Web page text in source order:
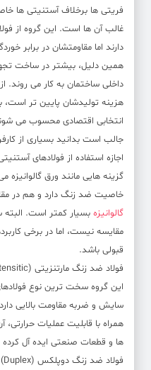
فریتی ها برخلاف آستنیتی ها
غالب آن ها است. این گروه از
دارند اما مقاومتشان در برابر
همین دلیل، بیشتر در ساخت
داخلی ساختمان به کار می روند.
هزینه تولیدشان پایین تر است،
انتخابی اقتصادی محسوب می
جالب است بدانید بسیاری از
اجازه استفاده از فولادهای
گزینه هایی مانند ورق گالوانیزه
خاصیت ضد زنگ دارد و هم در
گالوانیزه بسیار کمتر است. البته
مقایسه نیست، اما در برخی
قبولی باشد.
فولاد ضد زنگ مارتنزیتی (Martensitic)
این گروه سخت ترین نوع
سایش و ضربه مقاومت بالایی
همراه با قابلیت عملیات
ها و قطعات صنعتی ایده آل
فولاد ضد زنگ دوپلکس (Duplex)